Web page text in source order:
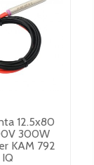
12.5x80
300W
KAM 792
IQ